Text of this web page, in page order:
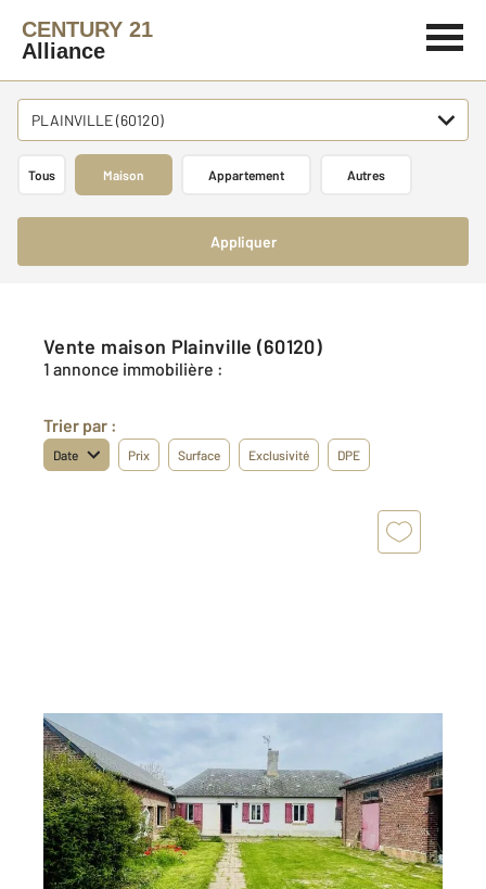
CENTURY 21
Alliance
PLAINVILLE (60120)
Tous Maison Appartement Autres
Appliquer
Vente maison Plainville (60120)
1 annonce immobilière :
Trier par :
Date Prix Surface Exclusivité DPE
PLAINVILLE 60
106 m2 , 4 pièces
Ref : 662
Maison à vendre
159 000 €